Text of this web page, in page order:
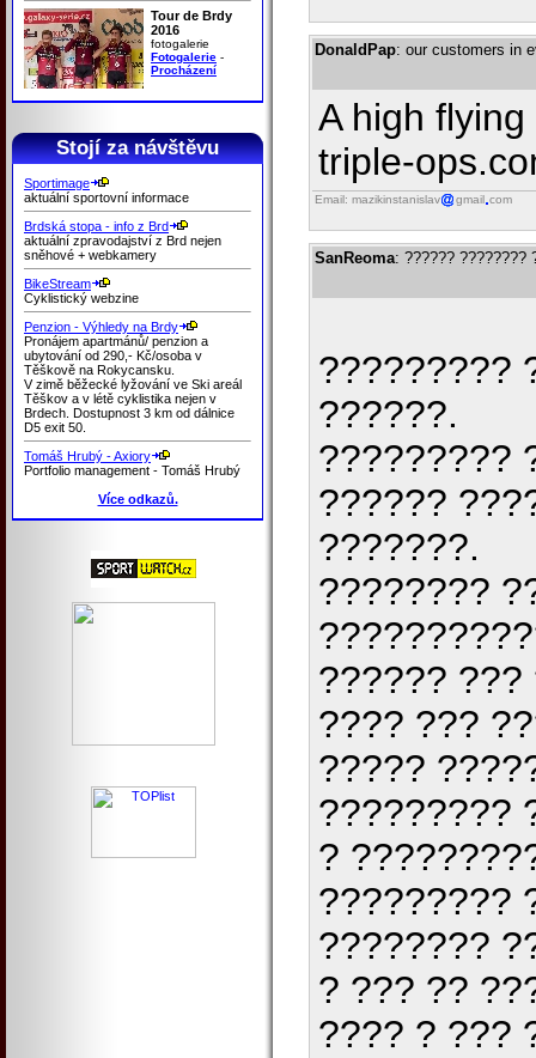
Tour de Brdy
2016
fotogalerie
Fotogalerie -
Procházení
Stojí za návštěvu
Sportimage
aktuální sportovní informace
Brdská stopa - info z Brd
aktuální zpravodajství z Brd nejen
sněhové + webkamery
BikeStream
Cyklistický webzine
Penzion - Výhledy na Brdy
Pronájem apartmánů/ penzion a
ubytování od 290,- Kč/osoba v
Těškově na Rokycansku.
V zimě běžecké lyžování ve Ski areál
Těškov a v létě cyklistika nejen v
Brdech. Dostupnost 3 km od dálnice
D5 exit 50.
Tomáš Hrubý - Axiory
Portfolio management - Tomáš Hrubý
Více odkazů.
DonaldPap: our customers in
A high
triple-
Email: mazikinstanislav gmail com
SanReoma: ?????? ????????
?????????
??????.
?????????
??????
???????.
????????
??????
???? ???
?????
?????????
?
?????????
????????
? ??? ??
???? ? ???